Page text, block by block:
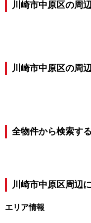
川崎市中原区の周
川崎市中原区の周
全物件から検索する
川崎市中原区周辺
エリア情報